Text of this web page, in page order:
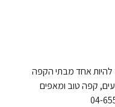
אחד מבתי הקפה
קפה טוב ומאפים
04-